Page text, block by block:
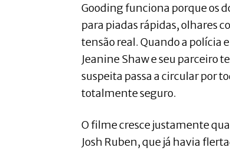
Gooding funciona porque os
para piadas rápidas, olhares
tensão real. Quando a polícia
Jeanine Shaw e seu parceiro
suspeita passa a circular por
totalmente seguro.
O filme cresce justamente
Josh Ruben, que já havia